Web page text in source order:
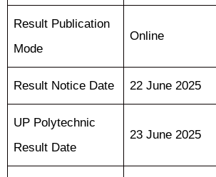
Result Publication
Mode
Online
Result Notice Date 22 June 2025
UP Polytechnic
Result Date
23 June 2025